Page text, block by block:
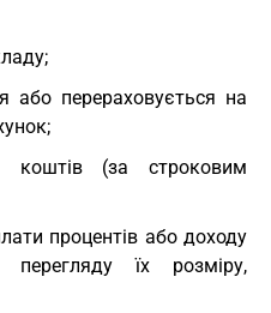
або перераховується на
коштів (за строковим
процентів або доходу
їх розміру,